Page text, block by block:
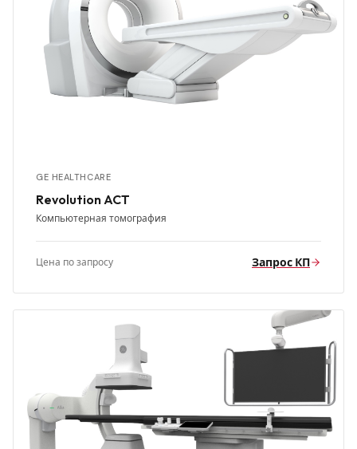
GE HEALTHCARE
Revolution ACT
Компьютерная томография
Цена по запросу Запрос КП